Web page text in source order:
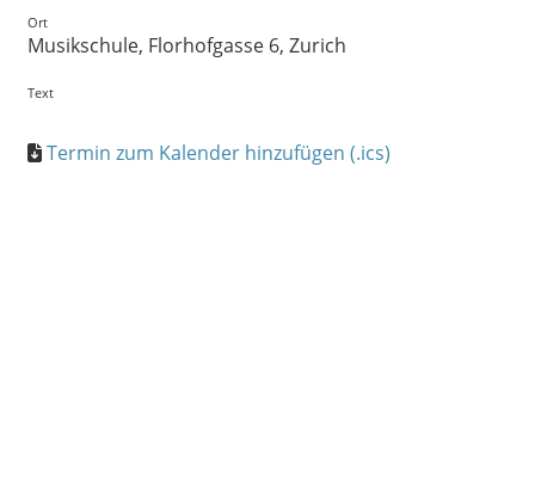
Ort
Musikschule, Florhofgasse 6, Zurich
Text
Termin zum Kalender hinzufügen (.ics)